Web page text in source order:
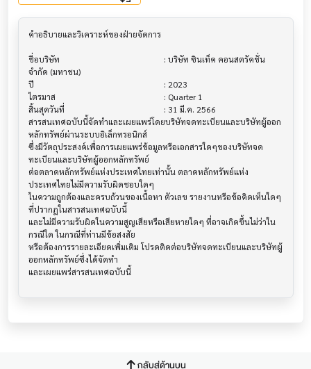
คำอธิบายและวิเคราะห์ของฝ่ายจัดการ
ชื่อบริษัท                               			 : บริษัท ซินเท็ค คอนสตรัคชั่น
จำกัด (มหาชน)
ปี                                     			 : 2023
ไตรมาส                                			 : Quarter 1
สิ้นสุดวันที่                              			 : 31 มี.ค. 2566
สารสนเทศฉบับนี้จัดทำและเผยแพร่โดยบริษัทจดทะเบียนและบริษัทผู้ออก
หลักทรัพย์ผ่านระบบอิเล็กทรอนิกส์
ซึ่งมีวัตถุประสงค์เพื่อการเผยแพร่ข้อมูลหรือเอกสารใดๆของบริษัทจด
ทะเบียนและบริษัทผู้ออกหลักทรัพย์
ต่อตลาดหลักทรัพย์แห่งประเทศไทยเท่านั้น ตลาดหลักทรัพย์แห่ง
ประเทศไทยไม่มีความรับผิดชอบใดๆ
ในความถูกต้องและครบถ้วนของเนื้อหา ตัวเลข รายงานหรือข้อคิดเห็นใดๆ
ที่ปรากฎในสารสนเทศฉบับนี้
และไม่มีความรับผิดในความสูญเสียหรือเสียหายใดๆ ที่อาจเกิดขึ้นไม่ว่าใน
กรณีใด ในกรณีที่ท่านมีข้อสงสัย
หรือต้องการรายละเอียดเพิ่มเติม โปรดติดต่อบริษัทจดทะเบียนและบริษัทผู้
ออกหลักทรัพย์ซึ่งได้จัดทำ
และเผยแพร่สารสนเทศฉบับนี้
กลับสู่ด้านบน